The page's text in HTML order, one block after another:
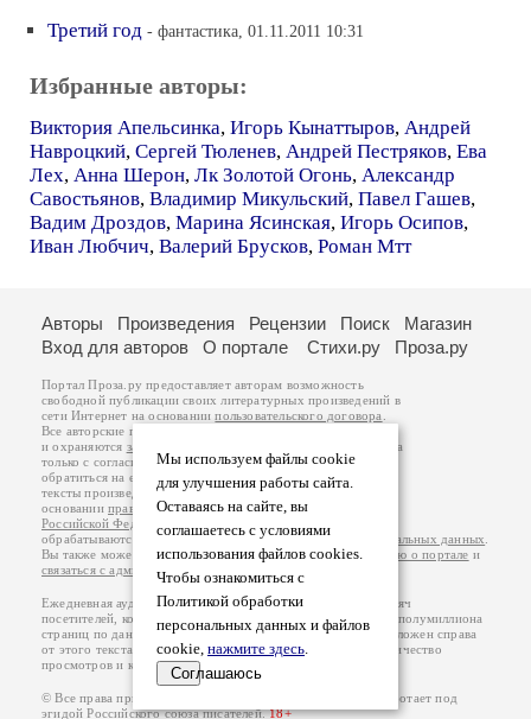
Третий год - фантастика, 01.11.2011 10:31
Избранные авторы:
Виктория Апельсинка, Игорь Кынаттыров, Андрей
Навроцкий, Сергей Тюленев, Андрей Пестряков, Ева
Лех, Анна Шерон, Лк Золотой Огонь, Александр
Савостьянов, Владимир Микульский, Павел Гашев,
Вадим Дроздов, Марина Ясинская, Игорь Осипов,
Иван Любчич, Валерий Брусков, Роман Мтт
Мы используем файлы cookie
для улучшения работы сайта.
Оставаясь на сайте, вы
соглашаетесь с условиями
использования файлов cookies.
Чтобы ознакомиться с
Политикой обработки
персональных данных и файлов
cookie, нажмите здесь.
Соглашаюсь
Авторы Произведения Рецензии Поиск
Магазин
Вход для авторов
О портале Стихи.ру Проза.ру
Портал Проза.ру предоставляет авторам возможность
свободной публикации своих литературных произведений в
сети Интернет на основаниипользовательского договора
Все авторские права на произведения принадлежат авторам
и охраняются законом
. Перепечатка произведений возможна
только с согласия его автора, к которому вы можете
обратиться на его авторской странице. Ответственность за
тексты произведений авторы несут самостоятельно на
основанииправил публикацииизаконодательства
Российской Федерации
обрабатываются на основанииПолитики обработки персональных данных
Вы также можете посмотреть более подробнуюинформацию о портале и
связаться с администрацией
Ежедневная аудитория портала Проза.ру – порядка 100 тысяч
посетителей, которые в общей сумме просматривают более полумиллиона
страниц по данным счетчика посещаемости, который расположен справа
от этого текста. В каждой графе указано по две цифры: количество
просмотров и количество посетителей.
© Все права принадлежат авторам, 2000-2026. Портал работает под
эгидойРоссийского союза писателей.18+